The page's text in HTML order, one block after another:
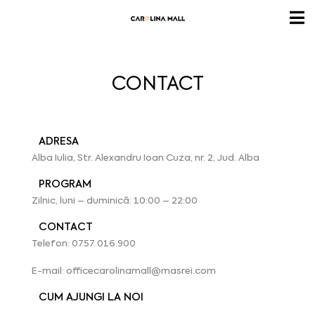
CONTACT
ADRESA
Alba Iulia, Str. Alexandru Ioan Cuza, nr. 2, Jud. Alba
PROGRAM
Zilnic, luni – duminică: 10:00 – 22:00
CONTACT
Telefon: 0757.016.900
E-mail: officecarolinamall@masrei.com
CUM AJUNGI LA NOI